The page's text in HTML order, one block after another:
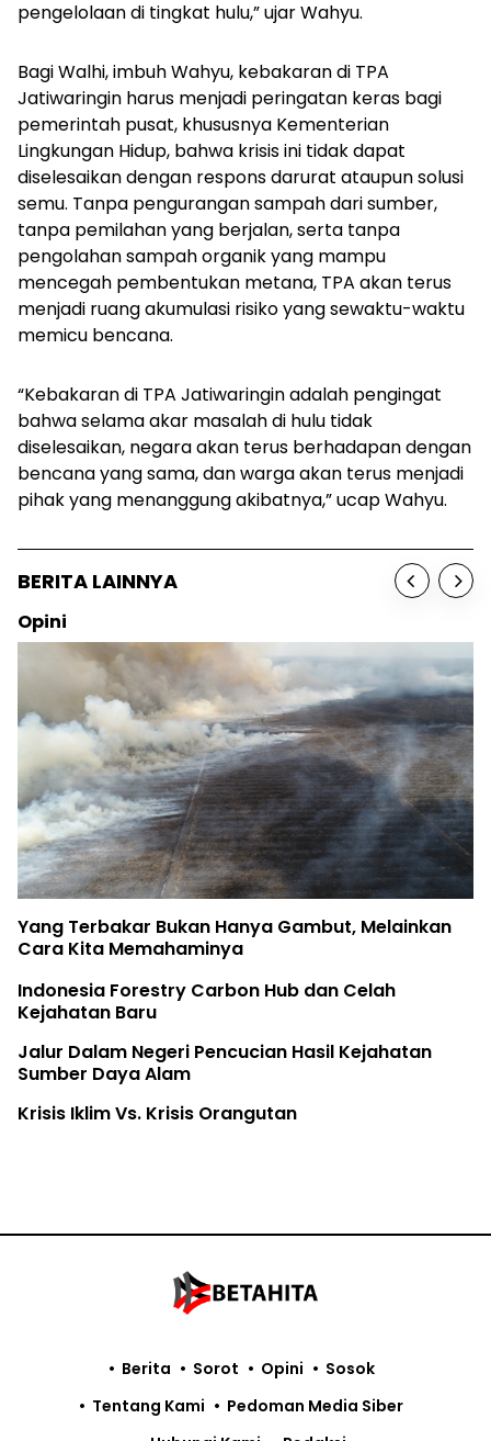
pengelolaan di tingkat hulu,” ujar Wahyu.
Bagi Walhi, imbuh Wahyu, kebakaran di TPA
Jatiwaringin harus menjadi peringatan keras bagi
pemerintah pusat, khususnya Kementerian
Lingkungan Hidup, bahwa krisis ini tidak dapat
diselesaikan dengan respons darurat ataupun solusi
semu. Tanpa pengurangan sampah dari sumber,
tanpa pemilahan yang berjalan, serta tanpa
pengolahan sampah organik yang mampu
mencegah pembentukan metana, TPA akan terus
menjadi ruang akumulasi risiko yang sewaktu-waktu
memicu bencana.
“Kebakaran di TPA Jatiwaringin adalah pengingat
bahwa selama akar masalah di hulu tidak
diselesaikan, negara akan terus berhadapan dengan
bencana yang sama, dan warga akan terus menjadi
pihak yang menanggung akibatnya,” ucap Wahyu.
BERITA LAINNYA
Opini
Yang Terbakar Bukan Hanya Gambut, Melainkan
Cara Kita Memahaminya
Indonesia Forestry Carbon Hub dan Celah
Kejahatan Baru
Jalur Dalam Negeri Pencucian Hasil Kejahatan
Sumber Daya Alam
Krisis Iklim Vs. Krisis Orangutan
Berita Sorot Opini
Sosok
Tentang Kami
Pedoman Media Siber